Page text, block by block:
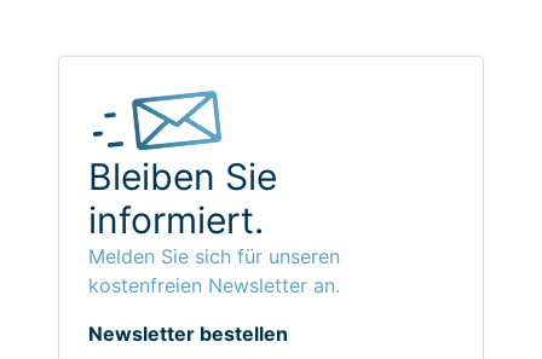
Bleiben Sie
informiert.
Melden Sie sich für unseren
kostenfreien Newsletter an.